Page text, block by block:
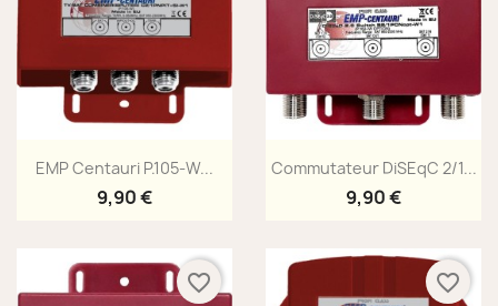
Aperçu rapide
EMP Centauri P.105-W...
9,90 €
Aperçu rapide
Commutateur DiSEqC 2/1...
9,90 €
favorite_border favorite_border